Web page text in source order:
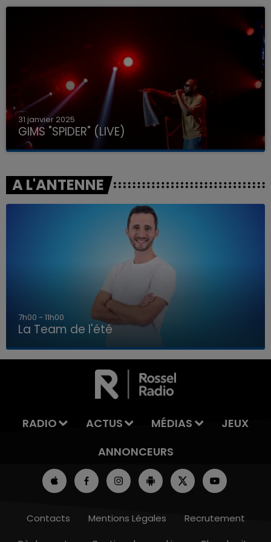
LA TEAM DE L'ÉTÉ
31 janvier 2025
GIMS "SPIDER" (LIVE)
A L'ANTENNE
7h00 - 11h00
La Team de l'été
RADIO ACTUS MÉDIAS
JEUX
ANNONCEURS
Contacts Mentions Légales
Recrutement